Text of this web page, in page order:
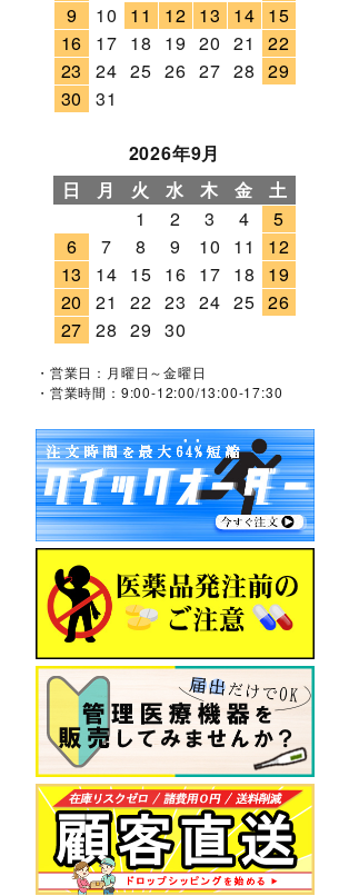
9
10 11 12 13 14 15
16
17 18 19 20 21
22
23
24 25 26 27 28 29
30
31
2026年9月
日
月 火 水 木 金
土
1
2 3 4
5
6
7 8 9 10 11
12
13
14 15 16 17 18
19
20
21 22 23 24 25 26
27 28 29 30
・営業日：月曜日～金曜日
・営業時間：9:00-12:00/13:00-17:30